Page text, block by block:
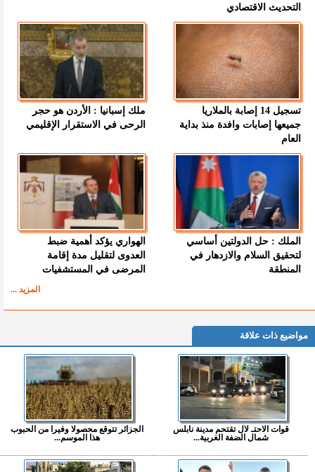
التحديث الاقتصادي
تسجيل 14 إصابة بالملاريا
جميعها إصابات وافدة منذ بداية
العام
ملك إسبانيا : الأردن هو حجر
الرحى في الاستقرار الإقليمي
الملك : حل الدولتين أساسي
لتحقيق السلام والازدهار في
المنطقة
الهواري يؤكد أهمية ضبط
العدوى لتقليل مدة إقامة
المرضى في المستشفيات
المزيد ...
مواضيع ذات علاقة
قوات الاحتـ لال تقتحم مدينة نابلس
شمال الضفة الغربية...
الجزائر تتوقع محصولا وفيرا من الحبوب
هذا الموسم...